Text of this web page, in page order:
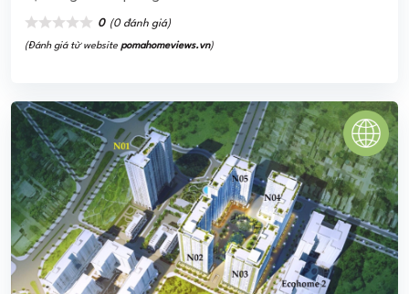
Ecohome 3 Đông Ngạc
Ecohome 3 Đông Ngạc mang trong mình những tiện ích cao
cấp của một Thành phố nhỏ, mỗi khu quần thể đều kép kín
đầy đủ trung tâm thương mại, Spa, ...
0 (0 đánh giá)
(Đánh giá từ websitepomahomeviews.vn)